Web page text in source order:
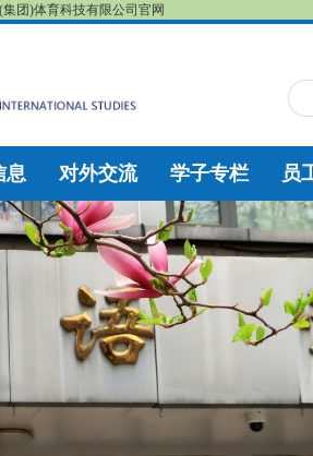
集团)体育科技有限公司官网
息 对外交流 学子专栏 员